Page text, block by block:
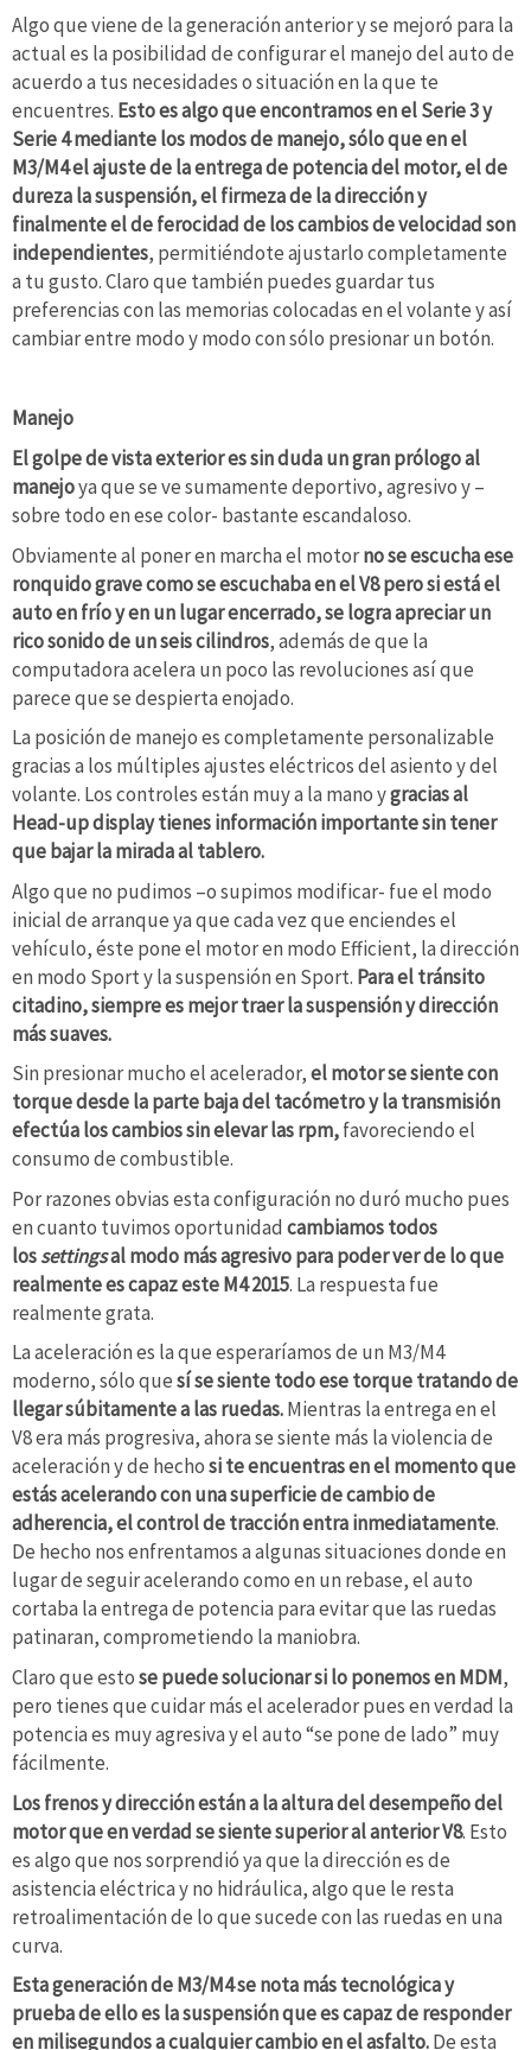
Algo que viene de la generación anterior y se mejoró para la
actual es la posibilidad de configurar el manejo del auto de
acuerdo a tus necesidades o situación en la que te
encuentres. Esto es algo que encontramos en el Serie 3 y
Serie 4 mediante los modos de manejo, sólo que en el
M3/M4 el ajuste de la entrega de potencia del motor, el de
dureza la suspensión, el firmeza de la dirección y
finalmente el de ferocidad de los cambios de velocidad son
independientes, permitiéndote ajustarlo completamente
a tu gusto. Claro que también puedes guardar tus
preferencias con las memorias colocadas en el volante y así
cambiar entre modo y modo con sólo presionar un botón.
Manejo
El golpe de vista exterior es sin duda un gran prólogo al
manejoya que se ve sumamente deportivo, agresivo y –
sobre todo en ese color- bastante escandaloso.
Obviamente al poner en marcha el motorno se escucha ese
ronquido grave como se escuchaba en el V8 pero si está el
auto en frío y en un lugar encerrado, se logra apreciar un
rico sonido de un seis cilindros, además de que la
computadora acelera un poco las revoluciones así que
parece que se despierta enojado.
La posición de manejo es completamente personalizable
gracias a los múltiples ajustes eléctricos del asiento y del
volante. Los controles están muy a la mano ygracias al
Head-up display tienes información importante sin tener
que bajar la mirada al tablero.
Algo que no pudimos –o supimos modificar- fue el modo
inicial de arranque ya que cada vez que enciendes el
vehículo, éste pone el motor en modo Efficient, la dirección
en modo Sport y la suspensión en Sport. Para el tránsito
citadino, siempre es mejor traer la suspensión y dirección
más suaves.
Sin presionar mucho el acelerador,el motor se siente con
torque desde la parte baja del tacómetro y la transmisión
efectúa los cambios sin elevar las rpm,favoreciendo el
consumo de combustible.
Por razones obvias esta configuración no duró mucho pues
en cuanto tuvimos oportunidad cambiamos todos
lossettingsal modo más agresivo para poder ver de lo que
realmente es capaz este M4 2015. La respuesta fue
realmente grata.
La aceleración es la que esperaríamos de un M3/M4
moderno, sólo quesí se siente todo ese torque tratando de
llegar súbitamente a las ruedas.Mientras la entrega en el
V8 era más progresiva, ahora se siente más la violencia de
aceleración y de hechosi te encuentras en el momento que
estás acelerando con una superficie de cambio de
adherencia, el control de tracción entra inmediatamente.
De hecho nos enfrentamos a algunas situaciones donde en
lugar de seguir acelerando como en un rebase, el auto
cortaba la entrega de potencia para evitar que las ruedas
patinaran, comprometiendo la maniobra.
Claro que estose puede solucionar si lo ponemos en MDM,
pero tienes que cuidar más el acelerador pues en verdad la
potencia es muy agresiva y el auto “se pone de lado” muy
fácilmente.
Los frenos y dirección están a la altura del desempeño del
motor que en verdad se siente superior al anterior V8. Esto
es algo que nos sorprendió ya que la dirección es de
asistencia eléctrica y no hidráulica, algo que le resta
retroalimentación de lo que sucede con las ruedas en una
curva.
Esta generación de M3/M4 se nota más tecnológica y
prueba de ello es la suspensión que es capaz de responder
en milisegundos a cualquier cambio en el asfalto.De esta